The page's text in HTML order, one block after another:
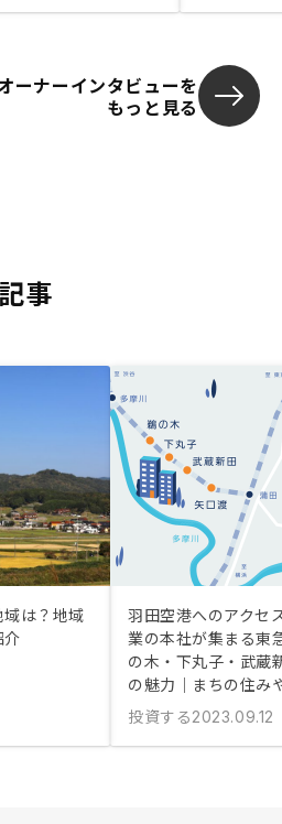
ーナーインタビューを
もっと見る
事
は？地域
介
羽田空港へのアクセ
業の本社が集まる東
の木・下丸子・武蔵
の魅力｜まちの住み
投資する2023.09.12